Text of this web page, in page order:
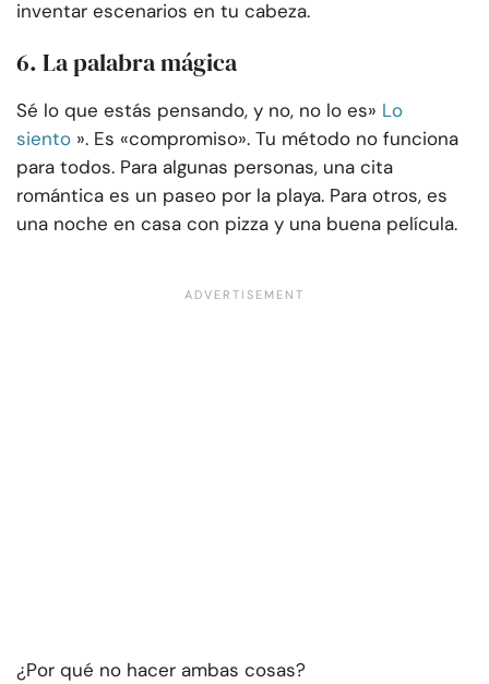
inventar escenarios en tu cabeza.
6. La palabra mágica
Sé lo que estás pensando, y no, no lo es» Lo
siento ». Es «compromiso». Tu método no funciona
para todos. Para algunas personas, una cita
romántica es un paseo por la playa. Para otros, es
una noche en casa con pizza y una buena película.
¿Por qué no hacer ambas cosas?